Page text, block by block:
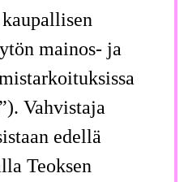
mainos- ja
Vahvistaja
edellä
Teoksen